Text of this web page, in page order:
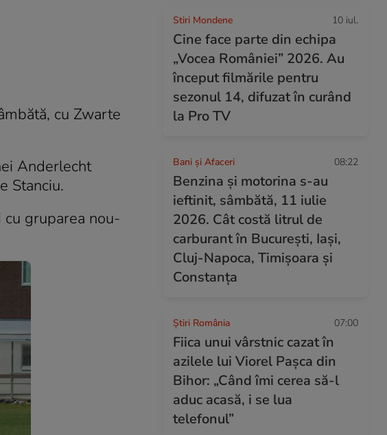
cu Zwarte
Anderlecht
Stanciu.
gruparea nou-
Stiri Mondene 10 iul.
Cine face parte din echipa
„Vocea României” 2026. Au
început filmările pentru
sezonul 14, difuzat în curând
la Pro TV
Bani și Afaceri 08:22
Benzina și motorina s-au
ieftinit, sâmbătă, 11 iulie
2026. Cât costă litrul de
carburant în București, Iași,
Cluj-Napoca, Timișoara și
Constanța
Știri România 07:00
Fiica unui vârstnic cazat în
azilele lui Viorel Pașca din
Bihor: „Când îmi cerea să-l
aduc acasă, i se lua
telefonul”